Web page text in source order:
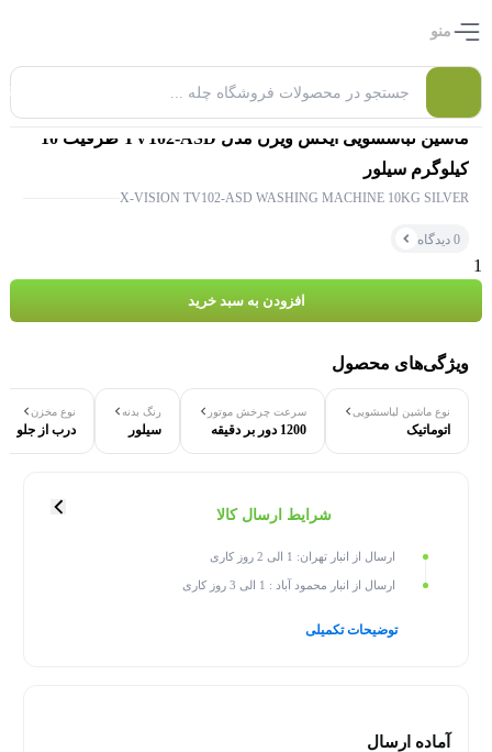
منو
ماشین لباسشویی ایکس ویژن مدل TV102-ASD ظرفیت 10
کیلوگرم سیلور
X-VISION TV102-ASD WASHING MACHINE 10KG SILVER
0 دیدگاه
افزودن به سبد خرید
ویژگی‌های محصول
نوع ماشین لباسشویی
اتوماتیک
سرعت چرخش موتور
1200 دور بر دقیقه
رنگ بدنه
سیلور
نوع مخزن
درب از جلو
شرایط ارسال کالا
ارسال از انبار تهران: 1 الی 2 روز کاری
ارسال از انبار محمود آباد : 1 الی 3 روز کاری
توضیحات تکمیلی
آماده ارسال